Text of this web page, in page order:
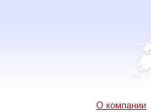
О компании